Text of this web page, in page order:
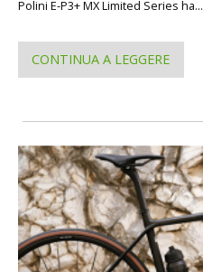
Polini E-P3+ MX Limited Series ha...
CONTINUA A LEGGERE